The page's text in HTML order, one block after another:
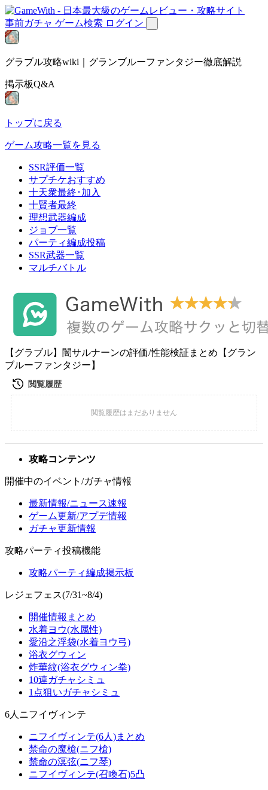
事前ガチャ ゲーム検索 ログイン
グラブル攻略wiki｜グランブルーファンタジー徹底解説
掲示板Q&A
トップに戻る
ゲーム攻略一覧を見る
SSR評価一覧
サプチケおすすめ
十天衆最終･加入
十賢者最終
理想武器編成
ジョブ一覧
パーティ編成投稿
SSR武器一覧
マルチバトル
【グラブル】闇サルナーンの評価/性能検証まとめ【グラン
ブルーファンタジー】
攻略コンテンツ
開催中のイベント/ガチャ情報
最新情報/ニュース速報
ゲーム更新/アプデ情報
ガチャ更新情報
攻略パーティ投稿機能
攻略パーティ編成掲示板
レジェフェス(7/31~8/4)
開催情報まとめ
水着ヨウ(水属性)
愛沿之浮袋(水着ヨウ弓)
浴衣グウィン
炸華紋(浴衣グウィン拳)
10連ガチャシミュ
1点狙いガチャシミュ
6人ニフイヴィンテ
ニフイヴィンテ(6人)まとめ
禁命の魔槍(ニフ槍)
禁命の溟弦(ニフ琴)
ニフイヴィンテ(召喚石)5凸